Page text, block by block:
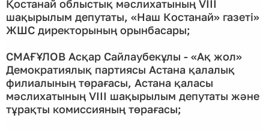
Қостанай облыстық мәслихатының VIII
шақырылым депутаты, «Наш Костанай» газеті»
ЖШС директорының орынбасары;
СМАҒҰЛОВ Асқар Сайлаубекұлы - «Ақ жол»
Демократиялық партиясы Астана қалалық
филиалының төрағасы, Астана қаласы
мәслихатының VIII шақырылым депутаты және
тұрақты комиссияның төрағасы;